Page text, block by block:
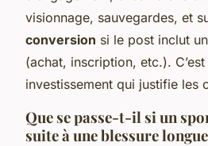
visionnage, sauvegardes, et
conversion si le post inclut
(achat, inscription, etc.).
investissement qui justifie les
Que se passe-t-il si un
suite à une blessure